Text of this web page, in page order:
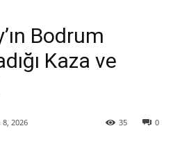
Bodrum
Kaza ve
8, 2026 0
35